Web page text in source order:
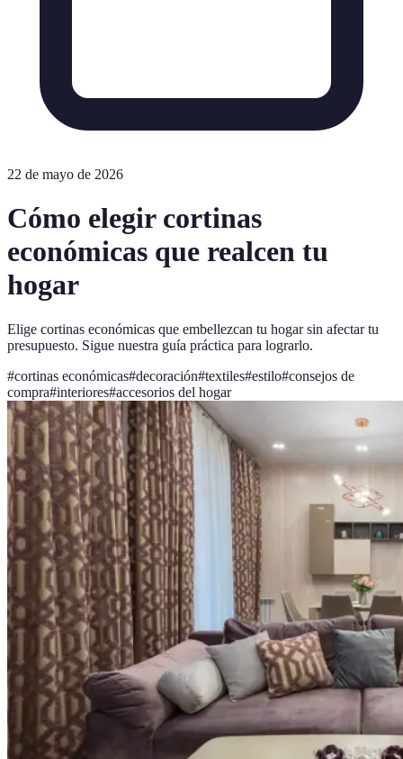
22 de mayo de 2026
Cómo elegir cortinas
económicas que realcen tu
hogar
Elige cortinas económicas que embellezcan tu hogar sin afectar tu
presupuesto. Sigue nuestra guía práctica para lograrlo.
#cortinas económicas#decoración#textiles#estilo#consejos de
compra#interiores#accesorios del hogar